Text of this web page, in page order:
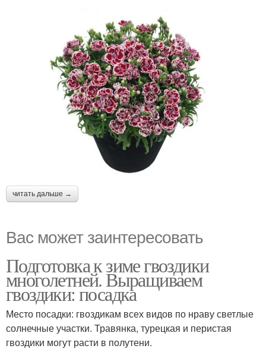
читать дальше →
Вас может заинтересовать
Подготовка к зиме гвоздики
многолетней. Выращиваем
гвоздики: посадка
Место посадки: гвоздикам всех видов по нраву светлые
солнечные участки. Травянка, турецкая и перистая
гвоздики могут расти в полутени.